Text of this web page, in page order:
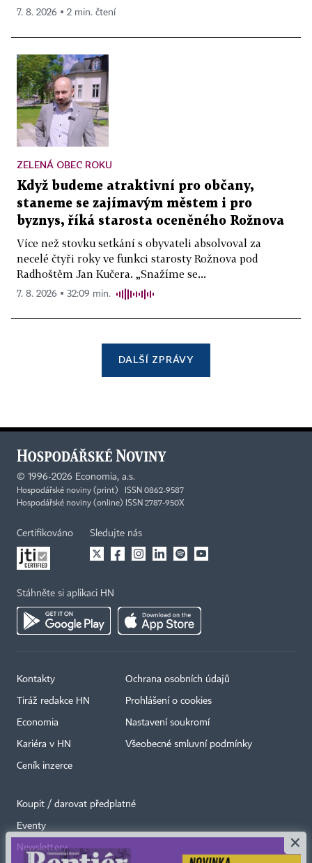
7. 8. 2026 ▪ 2 min. čtení
ZELENÁ OBEC ROKU
Když budeme atraktivní pro občany,
staneme se zajímavým městem i pro
byznys, říká starosta oceněného Rožnova
Více než stovku setkání s obyvateli absolvoval za
necelé čtyři roky ve funkci starosty Rožnova pod
Radhoštěm Jan Kučera. „Snažíme se...
7. 8. 2026 ▪ 32:09 min.
DALŠÍ ZPRÁVY
© 1996-2026 Economia, a.s.
Hospodářské noviny (print) ISSN 0862-9587
Hospodářské noviny (online) ISSN 2787-950X
Certifikováno Sledujte nás
Stáhněte si aplikaci HN
Kontakty
Tiráž redakce HN
Economia
Kariéra v HN
Ceník inzerce
Ochrana osobních údajů
Prohlášení o cookies
Nastavení soukromí
Všeobecné smluvní podmínky
Koupit / darovat předplatné
Eventy
Newslettery
×